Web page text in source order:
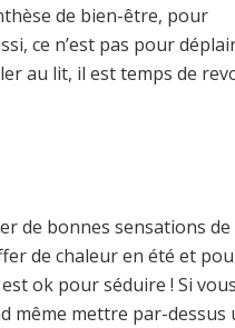
de bien-être, pour
ce n’est pas pour
au lit, il est temps de
de bonnes sensations de
de chaleur en été et
ok pour séduire ! Si vous
même mettre par-dessus